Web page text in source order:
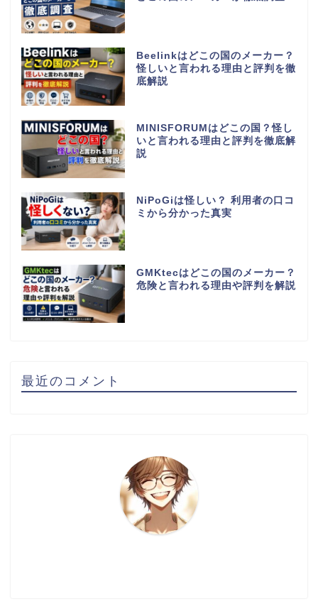
Beelinkはどこの国のメーカー？
怪しいと言われる理由と評判を徹
底解説
MINISFORUMはどこの国？怪し
いと言われる理由と評判を徹底解
説
NiPoGiは怪しい？ 利用者の口コ
ミから分かった真実
GMKtecはどこの国のメーカー？
危険と言われる理由や評判を解説
最近のコメント